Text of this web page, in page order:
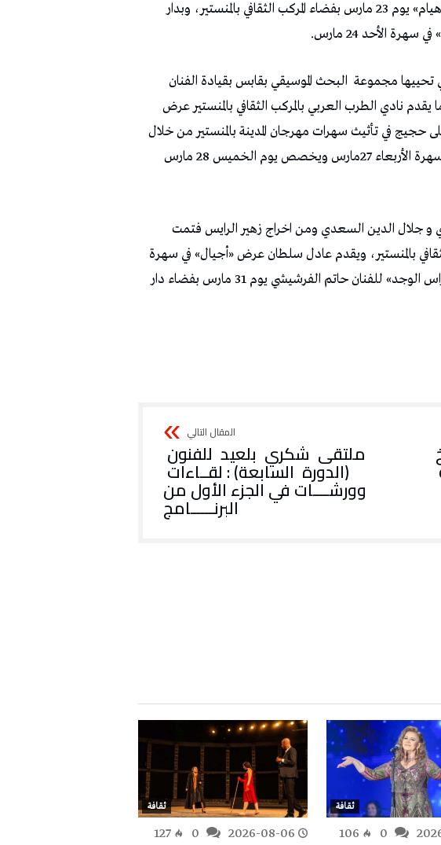
العتيقة في حين يقدم الشيخ أحمد جلمام عرض «هيام» يوم 23 مارس بفضاء المركب الثقافي بالمنستير، وبدار
الأحد 24 مارس.
البحث الموسيقي بقابس بقيادة الفنان
نادي الطرب العربي بالمركب الثقافي بالمنستير عرض
الفنانة ليلى حجيج في تأثيث سهرات مهرجان المدينة بالمنستير من خلال
عرضها « بيت القصيد» بالمركب الثقافي بالمنستير في سهرة الأربعاء 27مارس ويخصص يوم الخميس 28 مارس
و جلال الدين السعدي ومن اخراج زهير الرايس فتمت
بفضاء المركب الثقافي بالمنستير، ويقدم عادل سلطان عرض «أجيال» في سهرة
السبت 30 مارس وتختتم هذه الدورة بعرض «أجراس الوجد» للفنان حاتم الفرشيشي يوم 31 مارس بفضاء دار
ملتقى شكري بلعيد للفنون
(الدورة السابعة) : لقــاءات
وورشــــات في الجزء الأول من
البرنــــــامج
ثقافة
106
ثقافة
2026-08-06
127